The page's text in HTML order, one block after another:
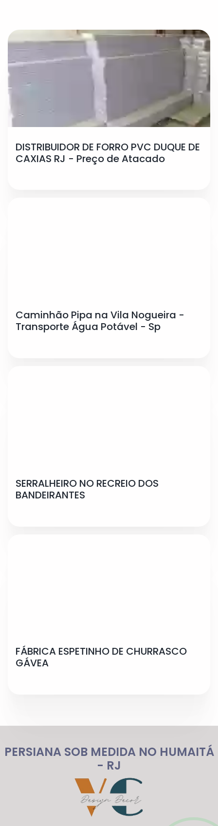
DISTRIBUIDOR DE FORRO PVC DUQUE DE
CAXIAS RJ - Preço de Atacado
Caminhão Pipa na Vila Nogueira -
Transporte Água Potável - Sp
SERRALHEIRO NO RECREIO DOS
BANDEIRANTES
FÁBRICA ESPETINHO DE CHURRASCO
GÁVEA
PERSIANA SOB MEDIDA NO HUMAITÁ
- RJ